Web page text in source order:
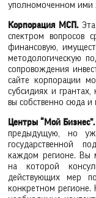
уполномоченном ими
Корпорация МСП.
спектром вопросов
финансовую,
методологическую
сопровождения
сайте корпорации
субсидиях и
вы собственно сюда
Центры “Мой
предыдущую, но
государственной
каждом регионе. Вы
на которой
действующих мер
конкретном регионе.